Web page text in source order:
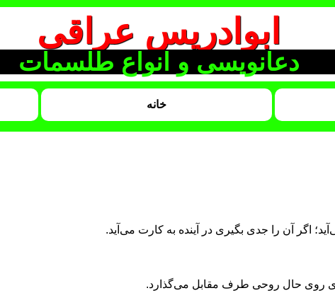
ابوادریس عراقی
دعانویسی و انواع طلسمات
خانه
اگر آن را جدی بگیری در آینده به کارت می‌آید.
روی حال روحی طرف مقابل می‌گذارد.